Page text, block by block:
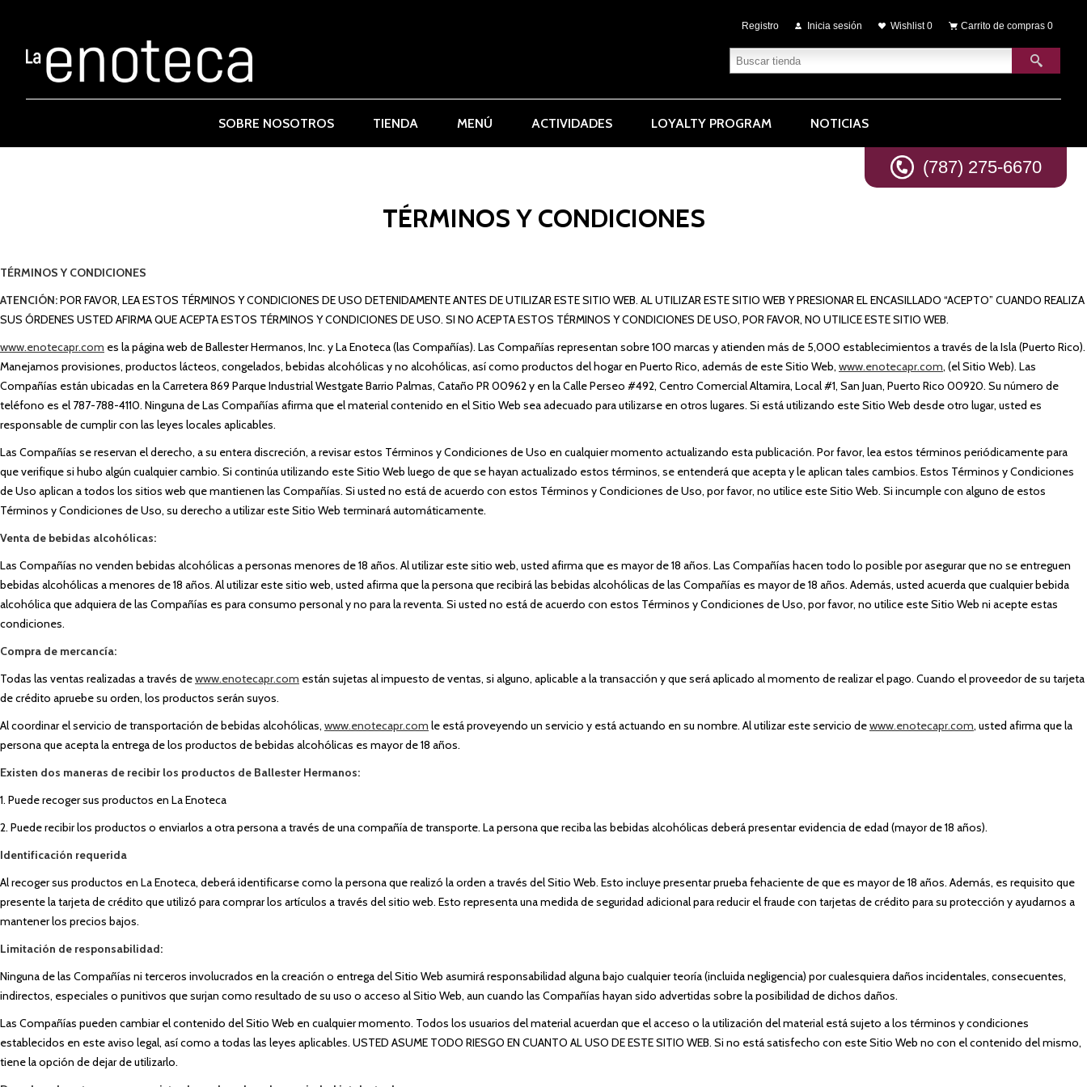
Registro Inicia sesión Wishlist 0 Carrito de compras 0
(787) 275-6670
SOBRE NOSOTROS TIENDA MENÚ ACTIVIDADES LOYALTY PROGRAM NOTICIAS
TÉRMINOS Y CONDICIONES
TÉRMINOS Y CONDICIONES
ATENCIÓN:POR FAVOR, LEA ESTOS TÉRMINOS Y CONDICIONES DE USO DETENIDAMENTE ANTES DE UTILIZAR ESTE SITIO WEB. AL UTILIZAR ESTE SITIO WEB Y PRESIONAR EL ENCASILLADO “ACEPTO” CUANDO REALIZA
SUS ÓRDENES USTED AFIRMA QUE ACEPTA ESTOS TÉRMINOS Y CONDICIONES DE USO. SI NO ACEPTA ESTOS TÉRMINOS Y CONDICIONES DE USO, POR FAVOR, NO UTILICE ESTE SITIO WEB.
www.enotecapr.com es la página web de Ballester Hermanos, Inc. y La Enoteca (las Compañías). Las Compañías representan sobre 100 marcas y atienden más de 5,000 establecimientos a través de la Isla (Puerto Rico).
Manejamos provisiones, productos lácteos, congelados, bebidas alcohólicas y no alcohólicas, así como productos del hogar en Puerto Rico, además de este Sitio Web, www.enotecapr.com, (el Sitio Web). Las
Compañías están ubicadas en la Carretera 869 Parque Industrial Westgate Barrio Palmas, Cataño PR 00962 y en la Calle Perseo #492, Centro Comercial Altamira, Local #1, San Juan, Puerto Rico 00920. Su número de
teléfono es el 787-788-4110. Ninguna de Las Compañías afirma que el material contenido en el Sitio Web sea adecuado para utilizarse en otros lugares. Si está utilizando este Sitio Web desde otro lugar, usted es
responsable de cumplir con las leyes locales aplicables.
Las Compañías se reservan el derecho, a su entera discreción, a revisar estos Términos y Condiciones de Uso en cualquier momento actualizando esta publicación. Por favor, lea estos términos periódicamente para
que verifique si hubo algún cualquier cambio. Si continúa utilizando este Sitio Web luego de que se hayan actualizado estos términos, se entenderá que acepta y le aplican tales cambios. Estos Términos y Condiciones
de Uso aplican a todos los sitios web que mantienen las Compañías. Si usted no está de acuerdo con estos Términos y Condiciones de Uso, por favor, no utilice este Sitio Web. Si incumple con alguno de estos
Términos y Condiciones de Uso, su derecho a utilizar este Sitio Web terminará automáticamente.
Venta de bebidas alcohólicas:
Las Compañías no venden bebidas alcohólicas a personas menores de 18 años. Al utilizar este sitio web, usted afirma que es mayor de 18 años. Las Compañías hacen todo lo posible por asegurar que no se entreguen
bebidas alcohólicas a menores de 18 años. Al utilizar este sitio web, usted afirma que la persona que recibirá las bebidas alcohólicas de las Compañías es mayor de 18 años. Además, usted acuerda que cualquier bebida
alcohólica que adquiera de las Compañías es para consumo personal y no para la reventa. Si usted no está de acuerdo con estos Términos y Condiciones de Uso, por favor, no utilice este Sitio Web ni acepte estas
condiciones.
Compra de mercancía:
Todas las ventas realizadas a través dewww.enotecapr.com están sujetas al impuesto de ventas, si alguno, aplicable a la transacción y que será aplicado al momento de realizar el pago. Cuando el proveedor de su tarjeta
de crédito apruebe su orden, los productos serán suyos.
Al coordinar el servicio de transportación de bebidas alcohólicas, www.enotecapr.com le está proveyendo un servicio y está actuando en su nombre. Al utilizar este servicio dewww.enotecapr.com, usted afirma que la
persona que acepta la entrega de los productos de bebidas alcohólicas es mayor de 18 años.
Existen dos maneras de recibir los productos de Ballester Hermanos:
1. Puede recoger sus productos en La Enoteca
2. Puede recibir los productos o enviarlos a otra persona a través de una compañía de transporte. La persona que reciba las bebidas alcohólicas deberá presentar evidencia de edad (mayor de 18 años).
Identificación requerida
Al recoger sus productos en La Enoteca, deberá identificarse como la persona que realizó la orden a través del Sitio Web. Esto incluye presentar prueba fehaciente de que es mayor de 18 años. Además, es requisito que
presente la tarjeta de crédito que utilizó para comprar los artículos a través del sitio web. Esto representa una medida de seguridad adicional para reducir el fraude con tarjetas de crédito para su protección y ayudarnos a
mantener los precios bajos.
Limitación de responsabilidad:
Ninguna de las Compañías ni terceros involucrados en la creación o entrega del Sitio Web asumirá responsabilidad alguna bajo cualquier teoría (incluida negligencia) por cualesquiera daños incidentales, consecuentes,
indirectos, especiales o punitivos que surjan como resultado de su uso o acceso al Sitio Web, aun cuando las Compañías hayan sido advertidas sobre la posibilidad de dichos daños.
Las Compañías pueden cambiar el contenido del Sitio Web en cualquier momento. Todos los usuarios del material acuerdan que el acceso o la utilización del material está sujeto a los términos y condiciones
establecidos en este aviso legal, así como a todas las leyes aplicables. USTED ASUME TODO RIESGO EN CUANTO AL USO DE ESTE SITIO WEB. Si no está satisfecho con este Sitio Web no con el contenido del mismo,
tiene la opción de dejar de utilizarlo.